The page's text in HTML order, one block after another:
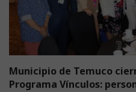
Municipio de Temuco
Programa Vínculos: